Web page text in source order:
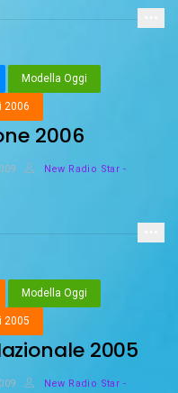
Modella Oggi
2006
2006
New Radio Star -
Modella Oggi
2005
2005
New Radio Star -